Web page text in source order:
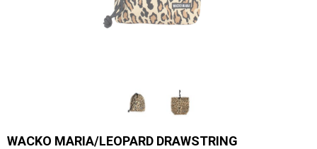
WACKO MARIA/LEOPARD DRAWSTRING